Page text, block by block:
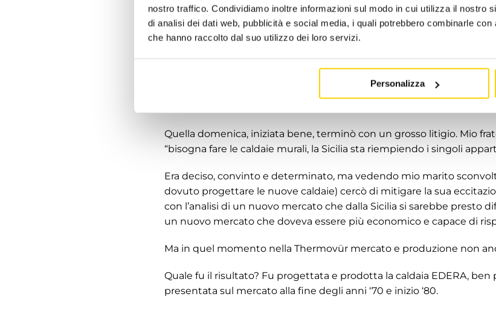
nostro traffico. Condividiamo inoltre informazioni sul modo in cui utilizza il nostro
di analisi dei dati web, pubblicità e social media, i quali potrebbero combinarle
che hanno raccolto dal suo utilizzo dei loro servizi.
Personalizza
Era una domenica e le nostre famiglie erano riunite nella calda
Daniela; i nostri bambini giocavano tranquilli nella cameretta accanto.
Mio fratello era appena tornato da un viaggio in Sicilia, dove diversi
dall’impianto centralizzato (caldaia nella centrale termica) al
Quella domenica, iniziata bene, terminò con un grosso litigio. Mio
“bisogna fare le caldaie murali, la Sicilia sta riempiendo i singoli
Era deciso, convinto e determinato, ma vedendo mio marito
dovuto progettare le nuove caldaie) cercò di mitigare la sua
con l’analisi di un nuovo mercato che dalla Sicilia si sarebbe presto
un nuovo mercato che doveva essere più economico e capace di
Ma in quel momento nella Thermovür mercato e produzione non
Quale fu il risultato? Fu progettata e prodotta la caldaia EDERA, ben
presentata sul mercato alla fine degli anni ‘70 e inizio ‘80.